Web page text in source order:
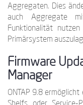
Aggregaten. Dies
auch Aggregate
Funktionalität
Primärsystem
Firmware
Manager
ONTAP 9.8
Shelfs oder Service-